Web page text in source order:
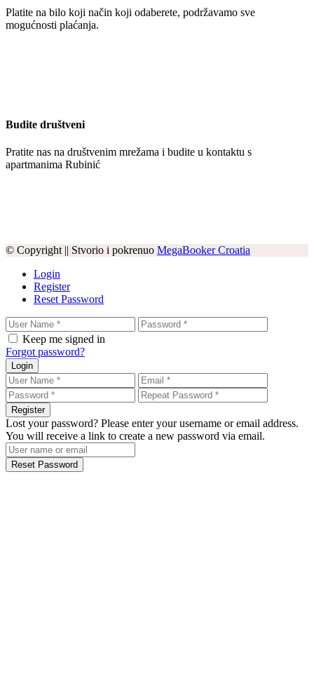
Platite na bilo koji način koji odaberete, podržavamo sve
mogućnosti plaćanja.
Budite društveni
Pratite nas na društvenim mrežama i budite u kontaktu s
apartmanima Rubinić
© Copyright || Stvorio i pokrenuo MegaBooker Croatia
Login
Register
Reset Password
Keep me signed in
Forgot password?
Login
Register
Lost your password? Please enter your username or email address.
You will receive a link to create a new password via email.
Reset Password